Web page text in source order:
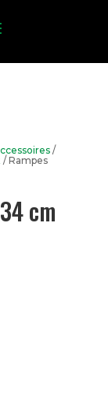
/
/ Rampes
cm